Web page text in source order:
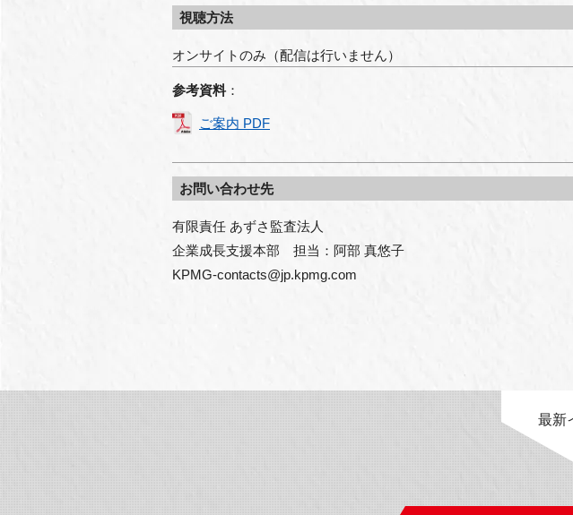
視聴方法
オンサイトのみ（配信は行いません）
参考資料：
ご案内 PDF
お問い合わせ先
有限責任 あずさ監査法人
企業成長支援本部　担当：阿部 真悠子
KPMG-contacts@jp.kpmg.com
最新